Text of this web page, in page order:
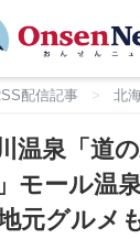
配信記事 北海道・十勝川
温泉「道
モール温
元グルメ